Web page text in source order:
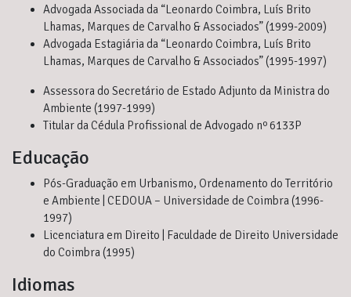
Advogada Associada da “Leonardo Coimbra, Luís Brito
Lhamas, Marques de Carvalho & Associados” (1999-2009)
Advogada Estagiária da “Leonardo Coimbra, Luís Brito
Lhamas, Marques de Carvalho & Associados” (1995-1997)
Assessora do Secretário de Estado Adjunto da Ministra do
Ambiente (1997-1999)
Titular da Cédula Profissional de Advogado nº 6133P
Educação
Pós-Graduação em Urbanismo, Ordenamento do Território
e Ambiente | CEDOUA – Universidade de Coimbra (1996-
1997)
Licenciatura em Direito | Faculdade de Direito Universidade
do Coimbra (1995)
Idiomas